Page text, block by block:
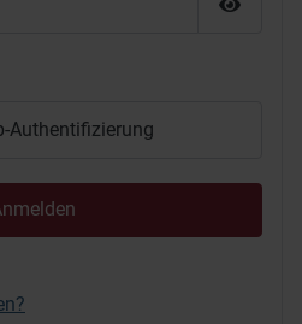
Authentifizierung